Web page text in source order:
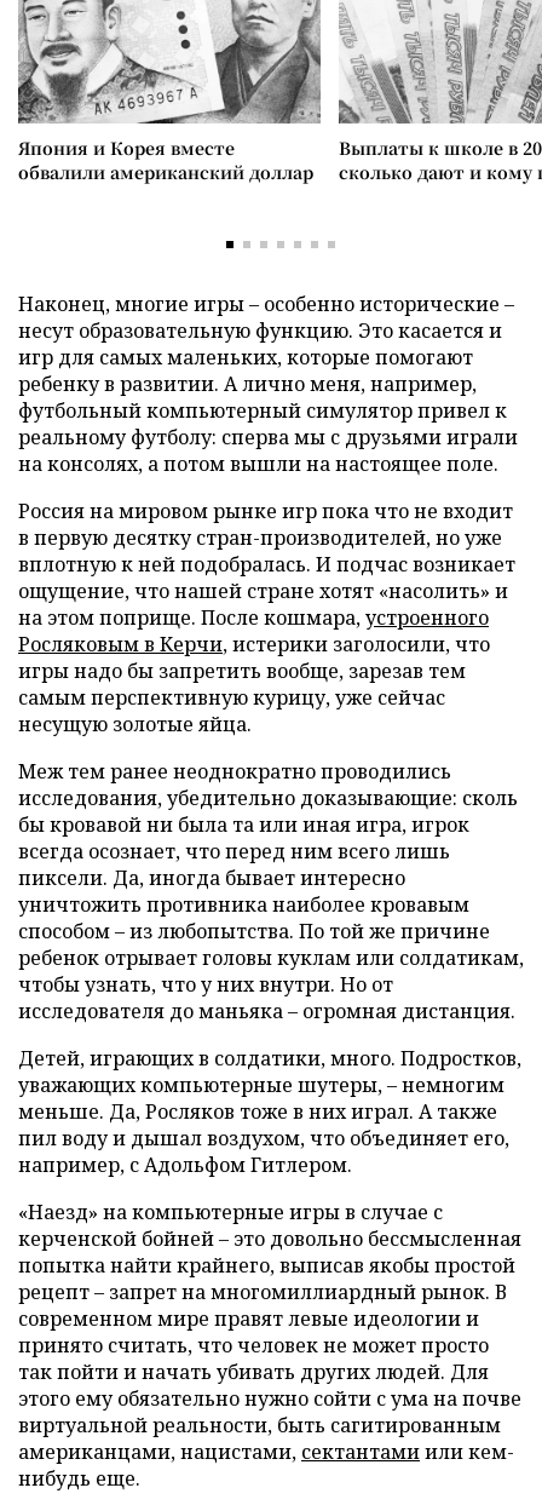
Япония и Корея вместе
обвалили американский доллар
Выплаты к школе в
сколько дают и
Наконец, многие игры – особенно исторические –
несут образовательную функцию. Это касается и
игр для самых маленьких, которые помогают
ребенку в развитии. А лично меня, например,
футбольный компьютерный симулятор привел к
реальному футболу: сперва мы с друзьями играли
на консолях, а потом вышли на настоящее поле.
Россия на мировом рынке игр пока что не входит
в первую десятку стран-производителей, но уже
вплотную к ней подобралась. И подчас возникает
ощущение, что нашей стране хотят «насолить» и
на этом поприще. После кошмара,устроенного
Росляковым в Керчи, истерики заголосили, что
игры надо бы запретить вообще, зарезав тем
самым перспективную курицу, уже сейчас
несущую золотые яйца.
Меж тем ранее неоднократно проводились
исследования, убедительно доказывающие: сколь
бы кровавой ни была та или иная игра, игрок
всегда осознает, что перед ним всего лишь
пиксели. Да, иногда бывает интересно
уничтожить противника наиболее кровавым
способом – из любопытства. По той же причине
ребенок отрывает головы куклам или солдатикам,
чтобы узнать, что у них внутри. Но от
исследователя до маньяка – огромная дистанция.
Детей, играющих в солдатики, много. Подростков,
уважающих компьютерные шутеры, – немногим
меньше. Да, Росляков тоже в них играл. А также
пил воду и дышал воздухом, что объединяет его,
например, с Адольфом Гитлером.
«Наезд» на компьютерные игры в случае с
керченской бойней – это довольно бессмысленная
попытка найти крайнего, выписав якобы простой
рецепт – запрет на многомиллиардный рынок. В
современном мире правят левые идеологии и
принято считать, что человек не может просто
так пойти и начать убивать других людей. Для
этого ему обязательно нужно сойти с ума на почве
виртуальной реальности, быть сагитированным
американцами, нацистами, сектантамиили кем-
нибудь еще.